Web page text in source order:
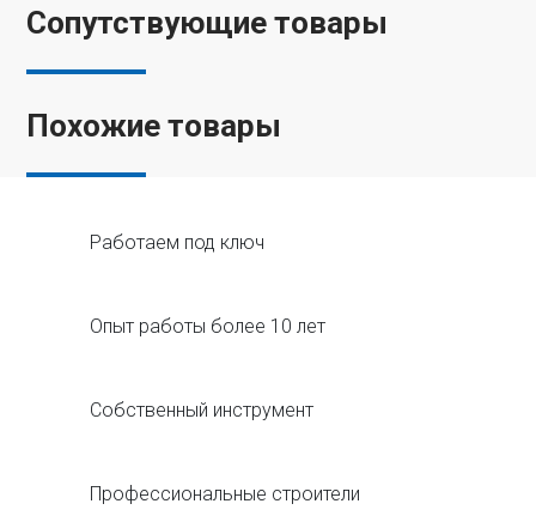
Сопутствующие товары
Похожие товары
Работаем под ключ
Опыт работы более 10 лет
Собственный инструмент
Профессиональные строители